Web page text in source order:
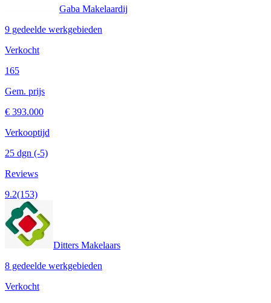
Gaba Makelaardij
9 gedeelde werkgebieden
Verkocht
165
Gem. prijs
€ 393.000
Verkooptijd
25 dgn (-5)
Reviews
9.2(153)
Ditters Makelaars
8 gedeelde werkgebieden
Verkocht